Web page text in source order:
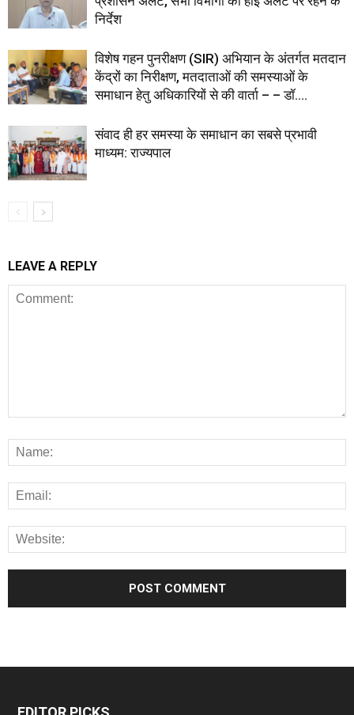
निर्देश
विशेष गहन पुनरीक्षण (SIR) अभियान के अंतर्गत मतदान
केंद्रों का निरीक्षण, मतदाताओं की समस्याओं के
समाधान हेतु अधिकारियों से की वार्ता – – डॉ....
संवाद ही हर समस्या के समाधान का सबसे प्रभावी
माध्यम: राज्यपाल
LEAVE A REPLY